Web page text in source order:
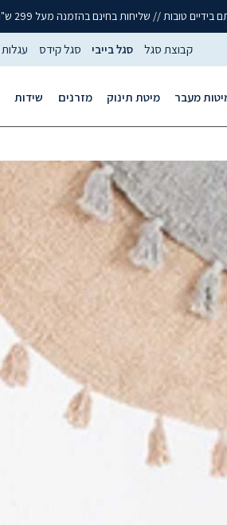
טובות // שליחות בחינם בהזמנה מעל 299 ש"ח (לא כולל ריהוט ומזרנים)
קבוצת סגל סגל בייבי סגל קידס עגלות YOYO
מעבר מיטת תינוק מזרנים שידות